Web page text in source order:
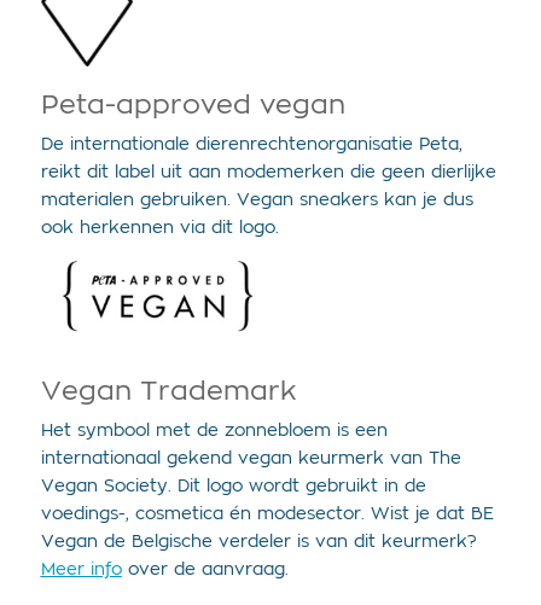
Peta-approved vegan
De internationale dierenrechtenorganisatie Peta,
reikt dit label uit aan modemerken die geen dierlijke
materialen gebruiken. Vegan sneakers kan je dus
ook herkennen via dit logo.
Vegan Trademark
Het symbool met de zonnebloem is een
internationaal gekend vegan keurmerk van The
Vegan Society. Dit logo wordt gebruikt in de
voedings-, cosmetica én modesector. Wist je dat BE
Vegan de Belgische verdeler is van dit keurmerk?
Meer infoover de aanvraag.